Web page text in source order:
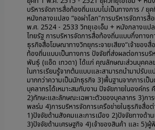
บริหารจัดการสื่อท้องถิ่นแบบไม่เป็นทางการ /
หนังกลางแปลง “จอผ่าโลก"การบริหารจัดการ
พ.ศ. 2524 - 2533 วิทยุเอเอ็ม + หนังกลางแป
ไทยรัฐ การบริหารจัดการสื่อท้องถิ่นแบบกึ่งทา
ธุรกิจสื่อโฆษณาทางวิทยุกระจายเสียง“เจ้าของ
ท้องถิ่นแบบเป็นทางการ ปัจจัยที่ส่งผลต่อการบ
พันธุ์ (แอ๊ด เทวดา) ได้แก่ คุณลักษณะส่วนบุคคล
ในการเรียนรู้จากต้นแบบและสามารถนำมาปรับ
มากกว่าความเป็นนักธุรกิจ 3)พื้นฐานจากการเป็
บุคลากรได้เหมาะสมกับงาน ปัจจัยภายในองค์ก
2)ทักษะและลักษณะเฉพาะตัวของบุคลากร 3)กา
พลร่ม 4)การบริหารจัดการเครือข่ายในธุรกิจสื่
1)ปัจจัยด้านสังคมและการเมือง 2)ปัจจัยทางด้า
3)ปัจจัยด้านเศรษฐกิจ 4)เจ้าของสินค้า และ 5)ผู้